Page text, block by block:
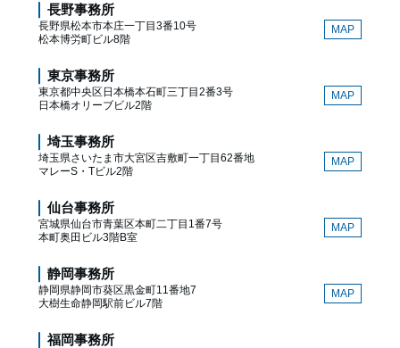
長野事務所
長野県松本市本庄一丁目3番10号
松本博労町ビル8階
MAP
東京事務所
東京都中央区日本橋本石町三丁目2番3号
日本橋オリーブビル2階
MAP
埼玉事務所
埼玉県さいたま市大宮区吉敷町一丁目62番地
マレーS・Tビル2階
MAP
仙台事務所
宮城県仙台市青葉区本町二丁目1番7号
本町奥田ビル3階B室
MAP
静岡事務所
静岡県静岡市葵区黒金町11番地7
大樹生命静岡駅前ビル7階
MAP
福岡事務所